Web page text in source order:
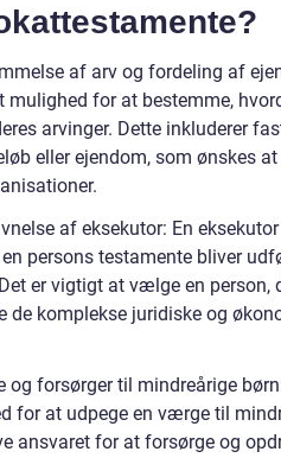
af arv og fordeling af
mulighed for at bestemme,
arvinger. Dette inkluderer
eller ejendom, som ønskes
af eksekutor: En
persons testamente bliver
er vigtigt at vælge en
de komplekse juridiske og
og forsørger til mindreårige
for at udpege en værge til
ansvaret for at forsørge og